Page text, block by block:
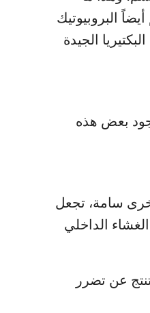
البروبيوتيك
الجيدة
بعض هذه
سامة، تجعل
الداخلي
عن تضرر